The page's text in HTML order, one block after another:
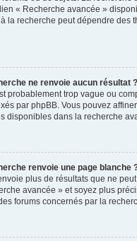
« Recherche avancée »
à la recherche peut dépendre des
ne renvoie aucun résultat ?
probablement trop vague ou
par phpBB. Vous pouvez
disponibles dans la recherche
renvoie une page blanche
plus de résultats que ne
avancée » et soyez plus
forums concernés par la